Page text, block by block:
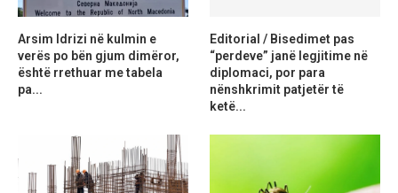
Arsim Idrizi në kulmin e
verës po bën gjum dimëror,
është rrethuar me tabela
pa...
Editorial / Bisedimet pas
“perdeve” janë legjitime në
diplomaci, por para
nënshkrimit patjetër të
ketë...